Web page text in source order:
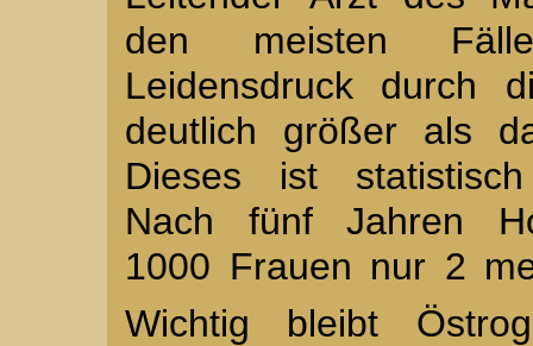
den meisten
Leidensdruck durch
deutlich größer als
Dieses ist
Nach fünf Jahren
1000 Frauen nur 2
Wichtig bleibt